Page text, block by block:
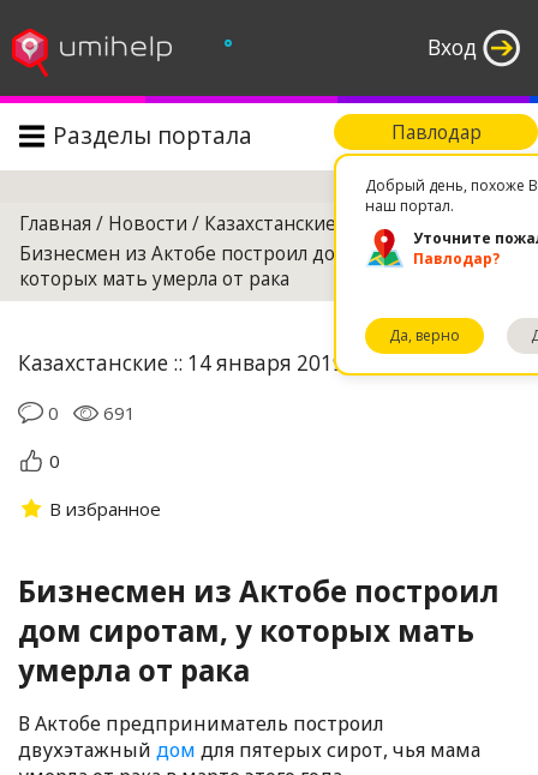
Вход
°
Павлодар
Добрый день, похоже
наш портал.
Уточните
Павлодар?
Да, верно
Разделы портала Поиск
Главная / Новости / Казахстанские
Бизнесмен из Актобе построил дом сиротам, у
которых мать умерла от рака
Казахстанские :: 14 января 2019 05:26
0
691
0
В избранное
Бизнесмен из Актобе построил
дом сиротам, у которых мать
умерла от рака
В Актобе предприниматель построил
двухэтажный дом для пятерых сирот, чья мама